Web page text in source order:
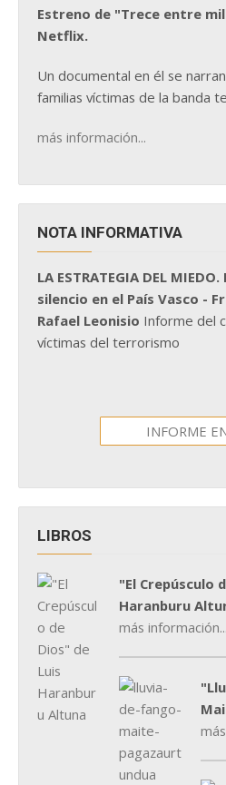
Estreno de "Trece entre
Netflix.
Un documental en él se
familias víctimas de la banda
más información...
NOTA INFORMATIVA
LA ESTRATEGIA DEL
silencio en el País Vasco -
Rafael Leonisio Informe del
víctimas del terrorismo
INFORME
LIBROS
"El Crepúsculo
Haranburu
más información...